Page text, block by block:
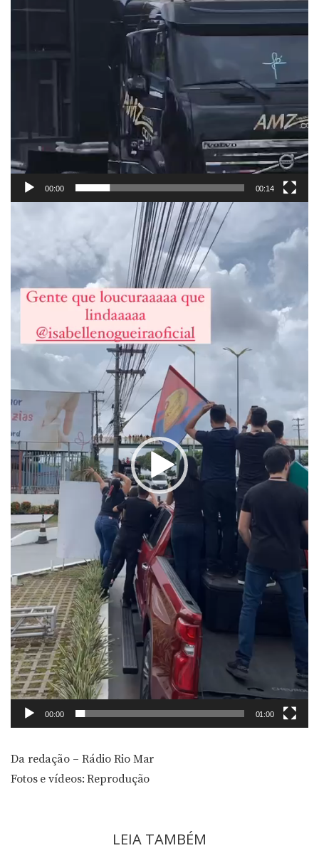
00:00 00:14
00:00 01:00
Da redação – Rádio Rio Mar
Fotos e vídeos: Reprodução
LEIA TAMBÉM